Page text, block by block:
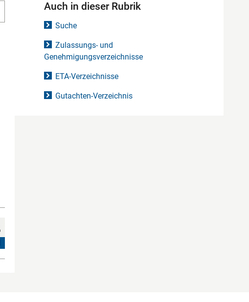
Auch in dieser Rubrik
Suche
Zulassungs- und
Genehmigungsverzeichnisse
ETA-Verzeichnisse
Gutachten-Verzeichnis